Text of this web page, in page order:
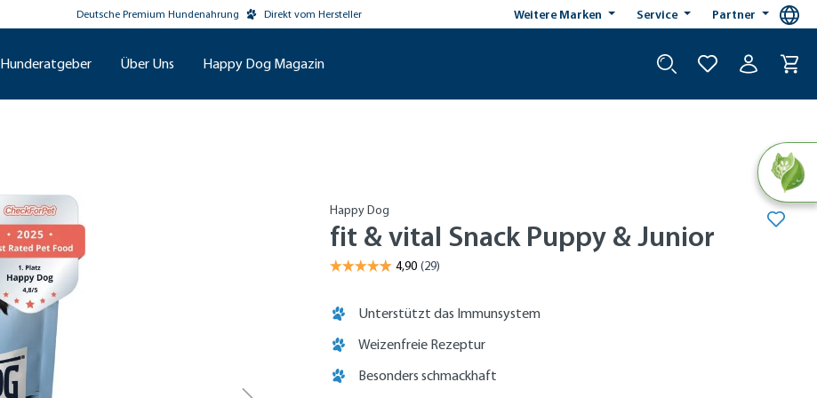
Deutsche Premium Hundenahrung Direkt vom Hersteller Weitere Marken Service Partner
Hunderatgeber Über Uns Happy Dog Magazin
Happy Dog
fit & vital Snack Puppy & Junior
Unterstützt das Immunsystem
Weizenfreie Rezeptur
Besonders schmackhaft